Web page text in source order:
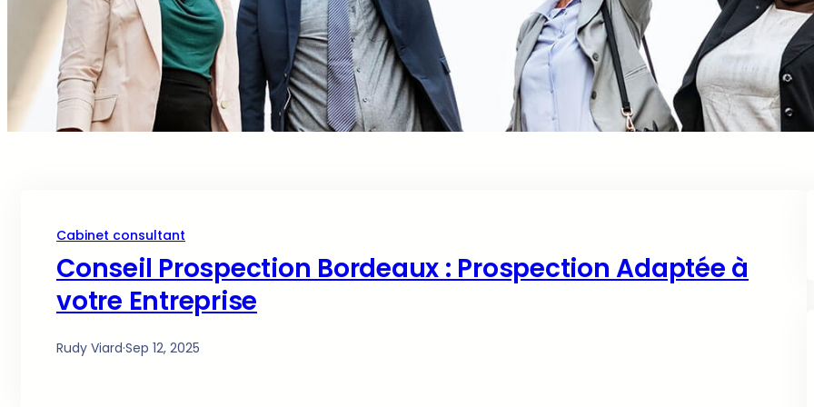
Cabinet consultant
Conseil Prospection Bordeaux : Prospection Adaptée à
votre Entreprise
Rudy Viard·Sep 12, 2025